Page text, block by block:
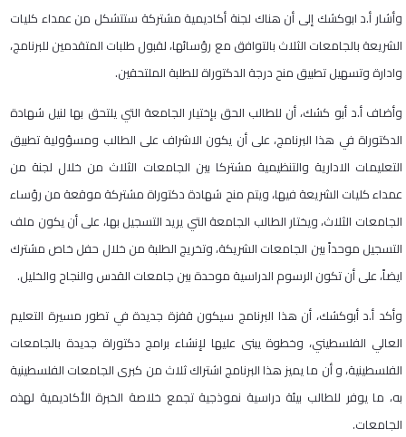
وأشار أ.د ابوكشك إلى أن هناك لجنة أكاديمية مشتركة ستتشكل من عمداء كليات
الشريعة بالجامعات الثلاث بالتوافق مع رؤسائها، لقبول طلبات المتقدمين للبرنامج،
وادارة وتسهيل تطبيق منح درجة الدكتوراة للطلبة الملتحقين.
وأضاف أ.د أبو كشك، أن للطالب الحق بإختيار الجامعة التي يلتحق بها لنيل شهادة
الدكتوراة في هذا البرنامج، على أن يكون الاشراف على الطالب ومسؤولية تطبيق
التعليمات الادارية والتنظيمية مشتركا بين الجامعات الثلاث من خلال لجنة من
عمداء كليات الشريعة فيها، ويتم منح شهادة دكتوراة مشتركة موقعة من رؤساء
الجامعات الثلاث، ويختار الطالب الجامعة التي يريد التسجيل بها، على أن يكون ملف
التسجيل موحداً بين الجامعات الشريكة، وتخريج الطلبة من خلال حفل خاص مشترك
ايضاً، على أن تكون الرسوم الدراسية موحدة بين جامعات القدس والنجاح والخليل.
وأكد أ.د أبوكشك، أن هذا البرنامج سيكون قفزة جديدة في تطور مسيرة التعليم
العالي الفلسطيني، وخطوة يبنى عليها لإنشاء برامج دكتوراة جديدة بالجامعات
الفلسطينية، و أن ما يميز هذا البرنامج اشتراك ثلاث من كبرى الجامعات الفلسطينية
به، ما يوفر للطالب بيئة دراسية نموذجية تجمع خلاصة الخبرة الأكاديمية لهذه
الجامعات.